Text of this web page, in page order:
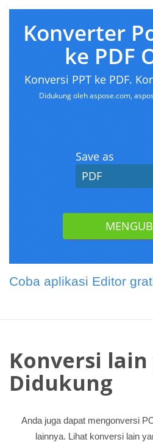
Coba aplikasi Editor
Konversi lain
Didukung
Anda juga dapat mengonversi
lainnya. Lihat konversi lain